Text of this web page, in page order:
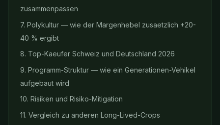
zusammenpassen
7. Polykultur — wie der Margenhebel zusaetzlich +20-
40 % ergibt
8. Top-Kaeufer Schweiz und Deutschland 2026
9. Programm-Struktur — wie ein Generationen-Vehikel
aufgebaut wird
10. Risiken und Risiko-Mitigation
11. Vergleich zu anderen Long-Lived-Crops